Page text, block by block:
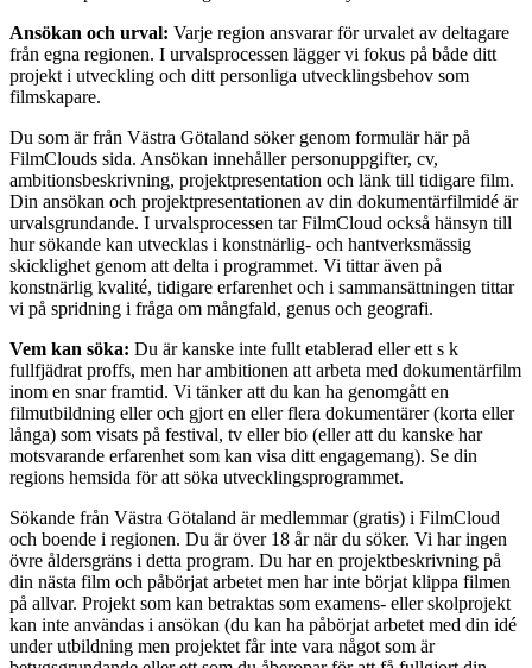
Ansökan och urval: Varje region ansvarar för urvalet av deltagare
från egna regionen. I urvalsprocessen lägger vi fokus på både ditt
projekt i utveckling och ditt personliga utvecklingsbehov som
filmskapare.
Du som är från Västra Götaland söker genom formulär här på
FilmClouds sida. Ansökan innehåller personuppgifter, cv,
ambitionsbeskrivning, projektpresentation och länk till tidigare film.
Din ansökan och projektpresentationen av din dokumentärfilmidé är
urvalsgrundande. I urvalsprocessen tar FilmCloud också hänsyn till
hur sökande kan utvecklas i konstnärlig- och hantverksmässig
skicklighet genom att delta i programmet. Vi tittar även på
konstnärlig kvalité, tidigare erfarenhet och i sammansättningen tittar
vi på spridning i fråga om mångfald, genus och geografi.
Vem kan söka: Du är kanske inte fullt etablerad eller ett s k
fullfjädrat proffs, men har ambitionen att arbeta med dokumentärfilm
inom en snar framtid. Vi tänker att du kan ha genomgått en
filmutbildning eller och gjort en eller flera dokumentärer (korta eller
långa) som visats på festival, tv eller bio (eller att du kanske har
motsvarande erfarenhet som kan visa ditt engagemang). Se din
regions hemsida för att söka utvecklingsprogrammet.
Sökande från Västra Götaland är medlemmar (gratis) i FilmCloud
och boende i regionen. Du är över 18 år när du söker. Vi har ingen
övre åldersgräns i detta program. Du har en projektbeskrivning på
din nästa film och påbörjat arbetet men har inte börjat klippa filmen
på allvar. Projekt som kan betraktas som examens- eller skolprojekt
kan inte användas i ansökan (du kan ha påbörjat arbetet med din idé
under utbildning men projektet får inte vara något som är